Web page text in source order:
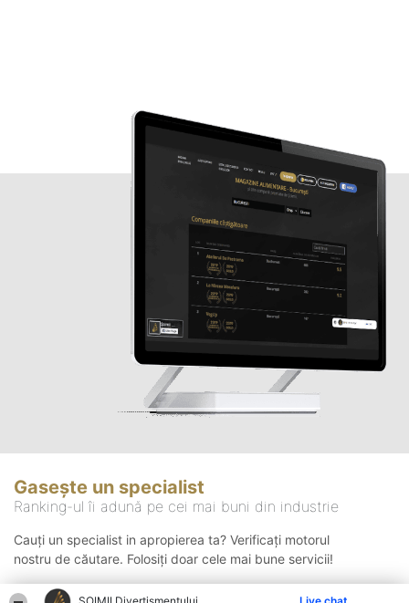
Gasește un specialist
Ranking-ul îi adună pe cei mai buni din industrie
Cauți un specialist in apropierea ta? Verificați motorul
nostru de căutare. Folosiți doar cele mai bune servicii!